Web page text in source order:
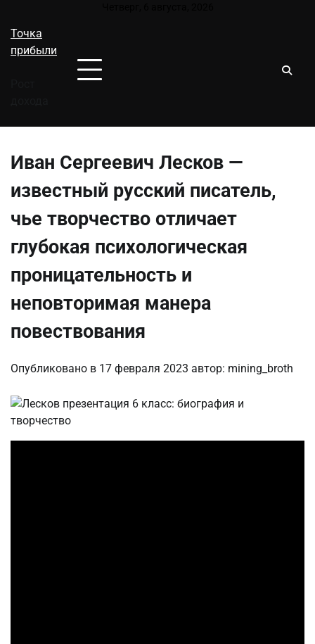
содержимому
Точка
прибыли
Иван Сергеевич Лесков —
известный русский писатель,
чье творчество отличает
глубокая психологическая
проницательность и
неповторимая манерa
повествования
Опубликовано в 17 февраля 2023 автор: mining_broth